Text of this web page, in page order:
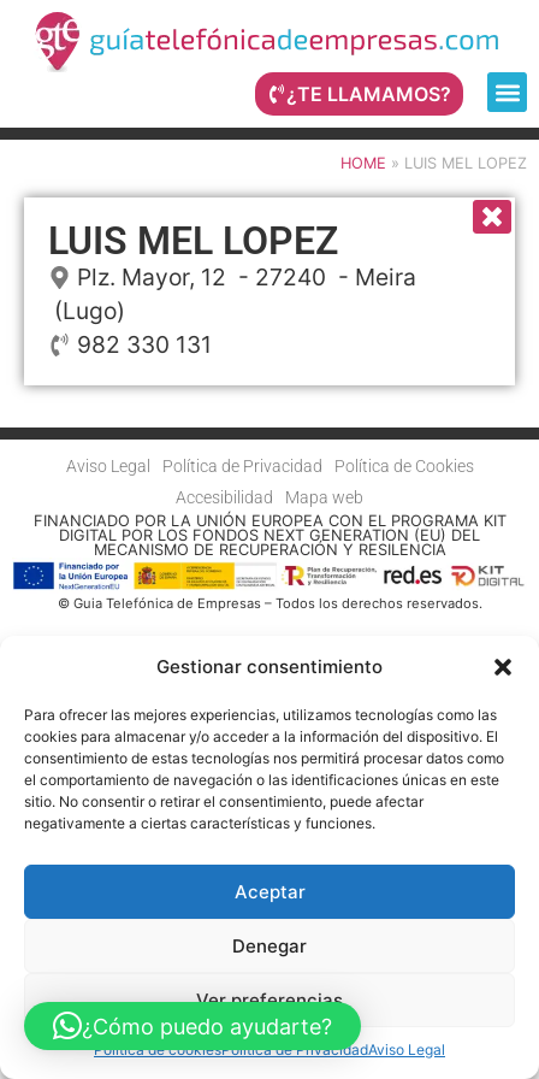
Gestionar consentimiento
Para ofrecer las mejores experiencias, utilizamos tecnologías como las
cookies para almacenar y/o acceder a la información del dispositivo. El
consentimiento de estas tecnologías nos permitirá procesar datos como
el comportamiento de navegación o las identificaciones únicas en este
sitio. No consentir o retirar el consentimiento, puede afectar
negativamente a ciertas características y funciones.
Aceptar
Denegar
Ver preferencias
Política de cookiesPolítica de PrivacidadAviso Legal
¿TE LLAMAMOS?
HOME » LUIS MEL LOPEZ
LUIS MEL LOPEZ
Plz. Mayor, 12 - 27240 - Meira
(Lugo)
982 330 131
Aviso Legal Política de Privacidad
Política de Cookies
Accesibilidad
Mapa web
FINANCIADO POR LA UNIÓN EUROPEA CON EL PROGRAMA KIT
DIGITAL POR LOS FONDOS NEXT GENERATION (EU) DEL
MECANISMO DE RECUPERACIÓN Y RESILENCIA
© Guia Telefónica de Empresas – Todos los derechos reservados.
¿Cómo puedo ayudarte?